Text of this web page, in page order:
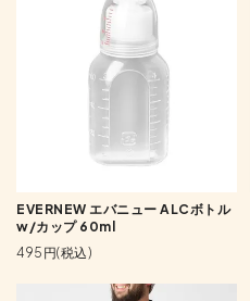
EVERNEW エバニュー ALCボトル
w/カップ 60ml
495円(税込)